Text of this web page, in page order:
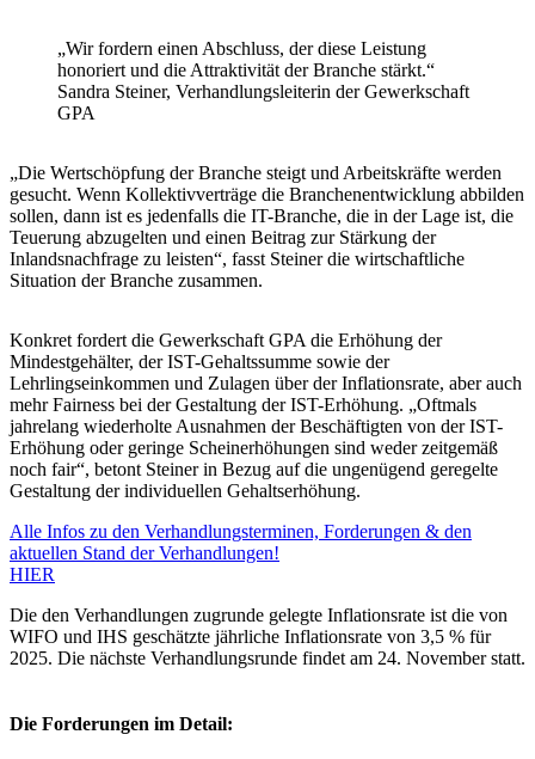
„Wir fordern einen Abschluss, der diese Leistung
honoriert und die Attraktivität der Branche stärkt.“
Sandra Steiner, Verhandlungsleiterin der Gewerkschaft
GPA
„Die Wertschöpfung der Branche steigt und Arbeitskräfte werden
gesucht. Wenn Kollektivverträge die Branchenentwicklung abbilden
sollen, dann ist es jedenfalls die IT-Branche, die in der Lage ist, die
Teuerung abzugelten und einen Beitrag zur Stärkung der
Inlandsnachfrage zu leisten“, fasst Steiner die wirtschaftliche
Situation der Branche zusammen.
Konkret fordert die Gewerkschaft GPA die Erhöhung der
Mindestgehälter, der IST-Gehaltssumme sowie der
Lehrlingseinkommen und Zulagen über der Inflationsrate, aber auch
mehr Fairness bei der Gestaltung der IST-Erhöhung. „Oftmals
jahrelang wiederholte Ausnahmen der Beschäftigten von der IST-
Erhöhung oder geringe Scheinerhöhungen sind weder zeitgemäß
noch fair“, betont Steiner in Bezug auf die ungenügend geregelte
Gestaltung der individuellen Gehaltserhöhung.
Alle Infos zu den Verhandlungsterminen, Forderungen & den
aktuellen Stand der Verhandlungen!
HIER
Die den Verhandlungen zugrunde gelegte Inflationsrate ist die von
WIFO und IHS geschätzte jährliche Inflationsrate von 3,5 % für
2025. Die nächste Verhandlungsrunde findet am 24. November statt.
Die Forderungen im Detail: